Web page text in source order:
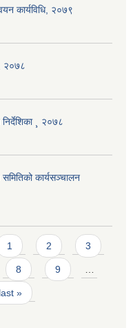
कार्यविधि, २०७९
२०७८
निर्देशिका ¸ २०७८
कार्यसञ्चालन
1 2 3
8 9
last »